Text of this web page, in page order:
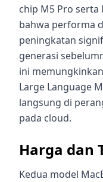
chip M5 Pro serta
bahwa performa
peningkatan
generasi
ini
Large Language
langsung di
pada cloud.
Harga dan
Kedua model